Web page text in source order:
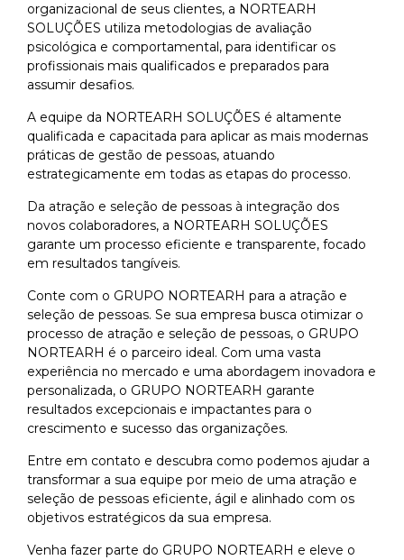
organizacional de seus clientes, a NORTEARH
SOLUÇÕES utiliza metodologias de avaliação
psicológica e comportamental, para identificar os
profissionais mais qualificados e preparados para
assumir desafios.
A equipe da NORTEARH SOLUÇÕES é altamente
qualificada e capacitada para aplicar as mais modernas
práticas de gestão de pessoas, atuando
estrategicamente em todas as etapas do processo.
Da atração e seleção de pessoas à integração dos
novos colaboradores, a NORTEARH SOLUÇÕES
garante um processo eficiente e transparente, focado
em resultados tangíveis.
Conte com o GRUPO NORTEARH para a atração e
seleção de pessoas. Se sua empresa busca otimizar o
processo de atração e seleção de pessoas, o GRUPO
NORTEARH é o parceiro ideal. Com uma vasta
experiência no mercado e uma abordagem inovadora e
personalizada, o GRUPO NORTEARH garante
resultados excepcionais e impactantes para o
crescimento e sucesso das organizações.
Entre em contato e descubra como podemos ajudar a
transformar a sua equipe por meio de uma atração e
seleção de pessoas eficiente, ágil e alinhado com os
objetivos estratégicos da sua empresa.
Venha fazer parte do GRUPO NORTEARH e eleve o